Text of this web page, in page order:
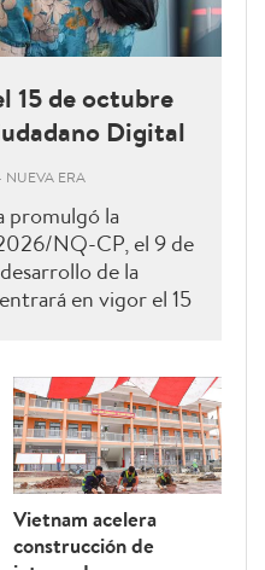
15 de octubre
Digital
NUEVA ERA
promulgó la
NQ-CP, el 9 de
de la
en vigor el 15
el
de octubre de
Ciudadano Digital
Vietnam acelera
construcción de